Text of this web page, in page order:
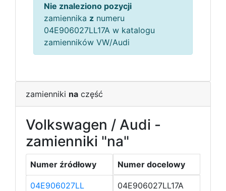
Nie znaleziono pozycji
zamiennika z numeru
04E906027LL17A w katalogu
zamienników VW/Audi
zamienniki na część
Volkswagen / Audi -
zamienniki "na"
Numer źródłowy Numer docelowy
04E906027LL 04E906027LL17A